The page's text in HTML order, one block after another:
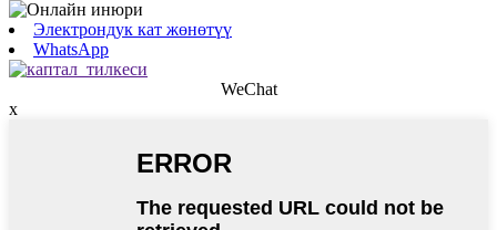
Электрондук кат жөнөтүү
WhatsApp
WeChat
x